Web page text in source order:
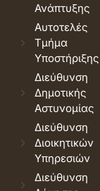
Ανάπτυξης
Αυτοτελές
Τμήμα
Υποστήριξης
Διεύθυνση
Δημοτικής
Αστυνομίας
Διεύθυνση
Διοικητικών
Υπηρεσιών
Διεύθυνση